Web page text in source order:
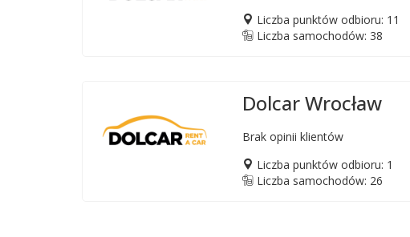
Liczba punktów odbioru: 11
Liczba samochodów: 38
Dolcar Wrocław
Brak opinii klientów
Liczba punktów odbioru: 1
Liczba samochodów: 26